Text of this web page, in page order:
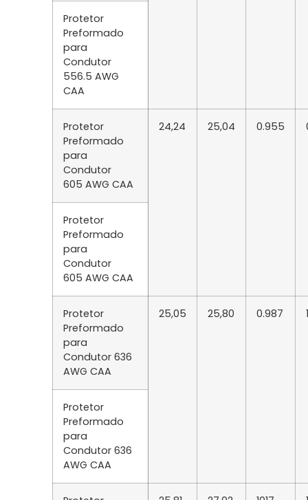
Protetor
Preformado
para
Condutor
556.5 AWG
CAA
Protetor
Preformado
para
Condutor
605 AWG CAA
24,24 25,04 0.955
Protetor
Preformado
para
Condutor
605 AWG CAA
Protetor
Preformado
para
Condutor 636
AWG CAA
25,05 25,80 0.987
Protetor
Preformado
para
Condutor 636
AWG CAA